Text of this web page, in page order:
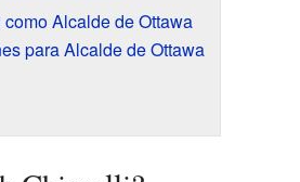
Alcalde de Ottawa
para Alcalde de Ottawa